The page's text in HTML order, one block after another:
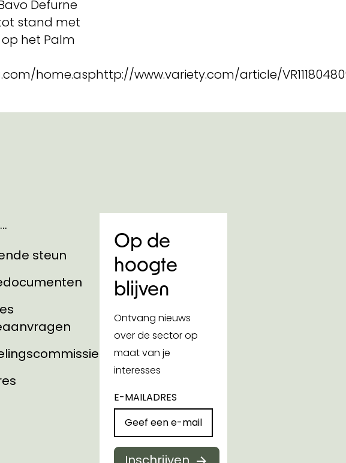
Defurne
stand met
op het Palm
home.asphttp://www.variety.com/article/
steun
Op de
hoogte
blijven
Ontvang nieuws
over de sector op
maat van je
interesses
E-MAILADRES